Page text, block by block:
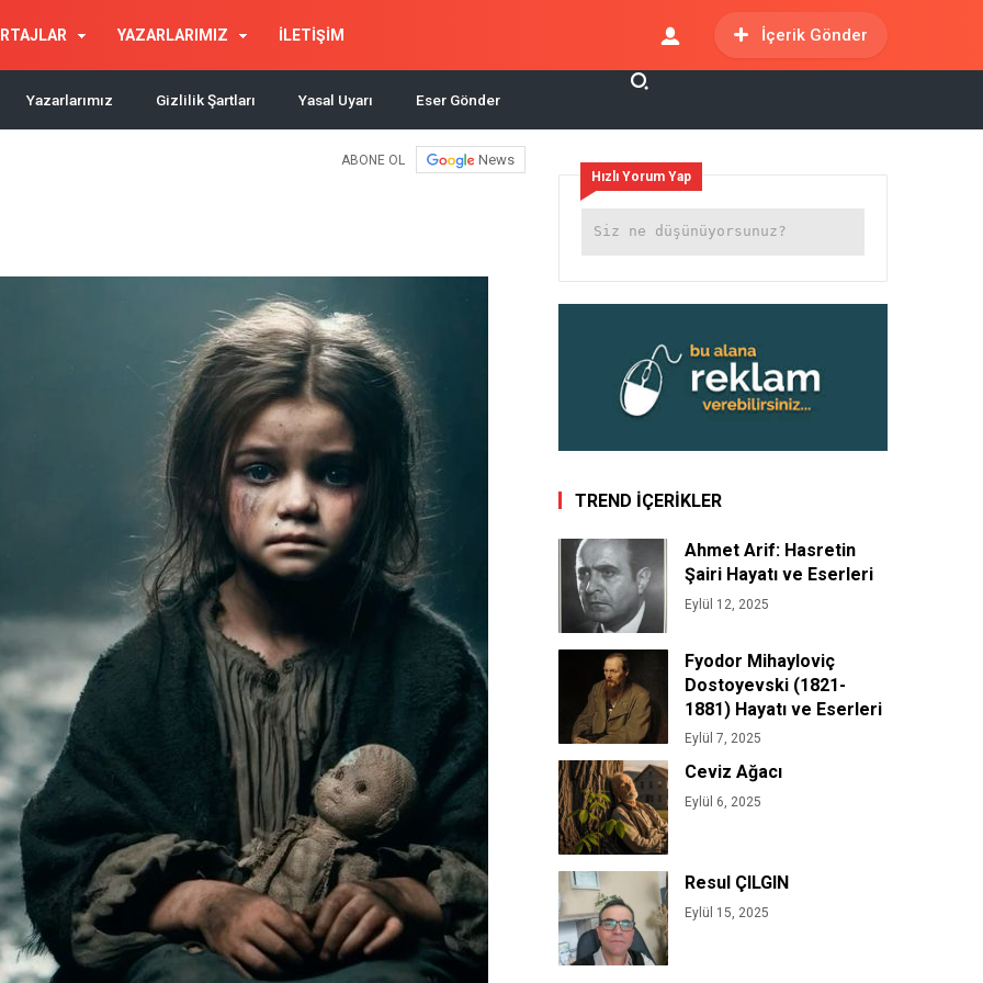
YAZARLARIMIZ İLETİŞİM İçerik Gönder
Yazarlarımız Gizlilik Şartları Yasal Uyarı Eser Gönder
ABONE OL News
Hızlı Yorum Yap
TREND İÇERİKLER
Ahmet Arif: Hasretin
Şairi Hayatı ve Eserleri
Eylül 12, 2025
Fyodor Mihayloviç
Dostoyevski (1821-
1881) Hayatı ve Eserleri
Eylül 7, 2025
Ceviz Ağacı
Eylül 6, 2025
Resul ÇILGIN
Eylül 15, 2025